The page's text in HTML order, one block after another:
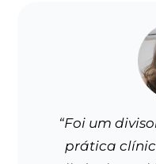
“Foi um
prática